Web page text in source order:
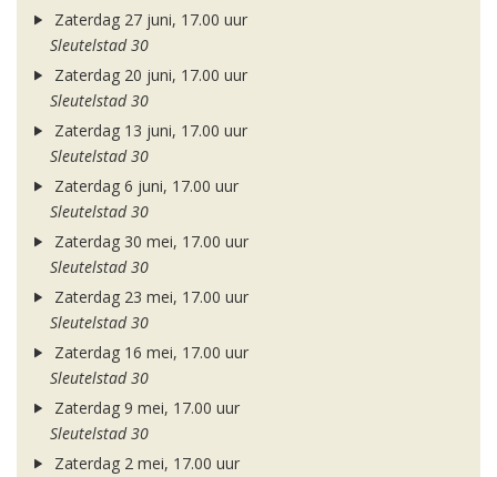
Zaterdag 27 juni, 17.00 uur
Sleutelstad 30
Zaterdag 20 juni, 17.00 uur
Sleutelstad 30
Zaterdag 13 juni, 17.00 uur
Sleutelstad 30
Zaterdag 6 juni, 17.00 uur
Sleutelstad 30
Zaterdag 30 mei, 17.00 uur
Sleutelstad 30
Zaterdag 23 mei, 17.00 uur
Sleutelstad 30
Zaterdag 16 mei, 17.00 uur
Sleutelstad 30
Zaterdag 9 mei, 17.00 uur
Sleutelstad 30
Zaterdag 2 mei, 17.00 uur